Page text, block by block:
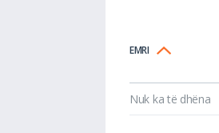
EMRI
Nuk ka të dhëna